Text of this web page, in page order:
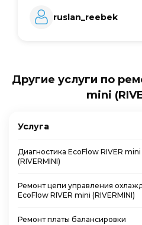
ruslan_reebek
Другие услуги по
mini
Услуга
Диагностика EcoFlow RIVER mini
(RIVERMINI)
Ремонт цепи управления
EcoFlow RIVER mini (RIVERMINI)
Ремонт платы балансировки